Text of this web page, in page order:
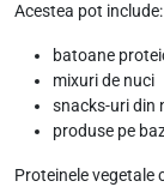
Acestea pot include:
batoane
mixuri de nuci
snacks-uri din
produse pe
Proteinele vegetale